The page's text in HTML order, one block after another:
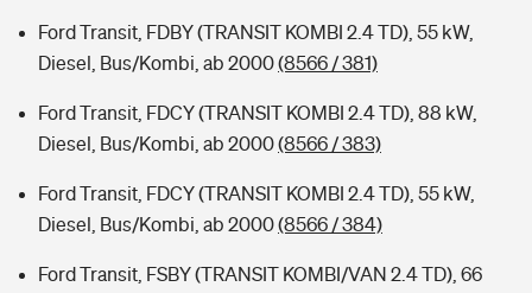
Ford Transit, FDBY (TRANSIT KOMBI 2.4 TD), 55 kW,
Diesel, Bus/Kombi, ab 2000(8566 / 381)
Ford Transit, FDCY (TRANSIT KOMBI 2.4 TD), 88 kW,
Diesel, Bus/Kombi, ab 2000(8566 / 383)
Ford Transit, FDCY (TRANSIT KOMBI 2.4 TD), 55 kW,
Diesel, Bus/Kombi, ab 2000(8566 / 384)
Ford Transit, FSBY (TRANSIT KOMBI/VAN 2.4 TD), 66